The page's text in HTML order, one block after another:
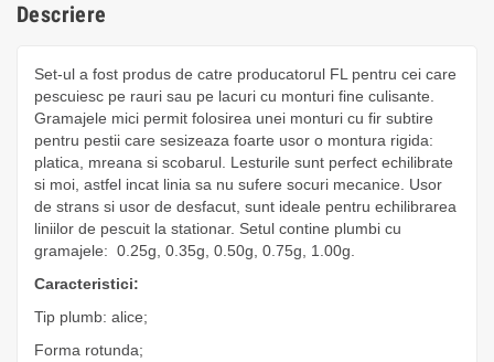
Descriere
Set-ul a fost produs de catre producatorul FL pentru cei care
pescuiesc pe rauri sau pe lacuri cu monturi fine culisante.
Gramajele mici permit folosirea unei monturi cu fir subtire
pentru pestii care sesizeaza foarte usor o montura rigida:
platica, mreana si scobarul. Lesturile sunt perfect echilibrate
si moi, astfel incat linia sa nu sufere socuri mecanice. Usor
de strans si usor de desfacut, sunt ideale pentru echilibrarea
liniilor de pescuit la stationar. Setul contine plumbi cu
gramajele: 0.25g, 0.35g, 0.50g, 0.75g, 1.00g.
Caracteristici:
Tip plumb: alice;
Forma rotunda;